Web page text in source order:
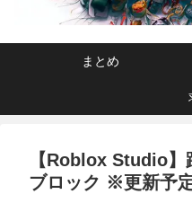
まとめ
【Roblox Studio】
ブロック ※更新予